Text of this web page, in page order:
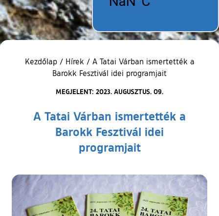
Kezdőlap / Hírek / A Tatai Várban ismertették a
Barokk Fesztivál idei programjait
MEGJELENT: 2023. AUGUSZTUS. 09.
A Tatai Várban ismertették a
Barokk Fesztivál idei
programjait